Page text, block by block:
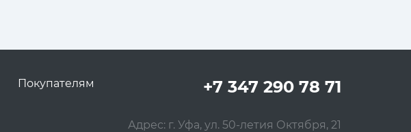
Покупателям +7 347 290 78 71
Адрес: г. Уфа, ул. 50-летия Октября, 21